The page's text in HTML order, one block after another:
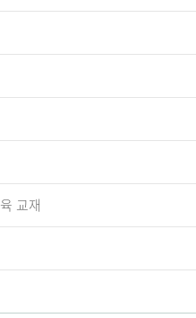
교재